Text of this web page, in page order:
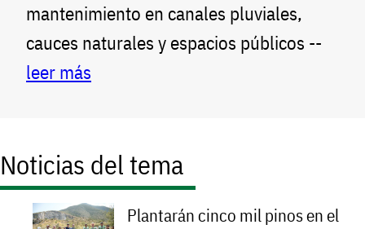
mantenimiento en canales pluviales,
cauces naturales y espacios públicos --
leer más
Noticias del tema
Plantarán cinco mil pinos en el